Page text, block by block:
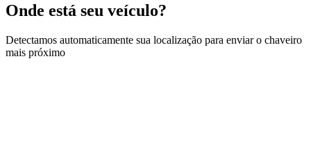
Onde está seu veículo?
Detectamos automaticamente sua localização para enviar o chaveiro
mais próximo